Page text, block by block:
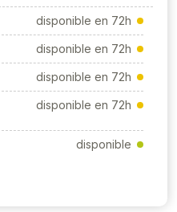
disponible en 72h
disponible en 72h
disponible en 72h
disponible en 72h
disponible